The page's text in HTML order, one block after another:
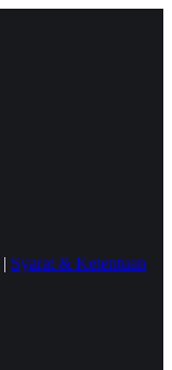
| Syarat & Ketentuan